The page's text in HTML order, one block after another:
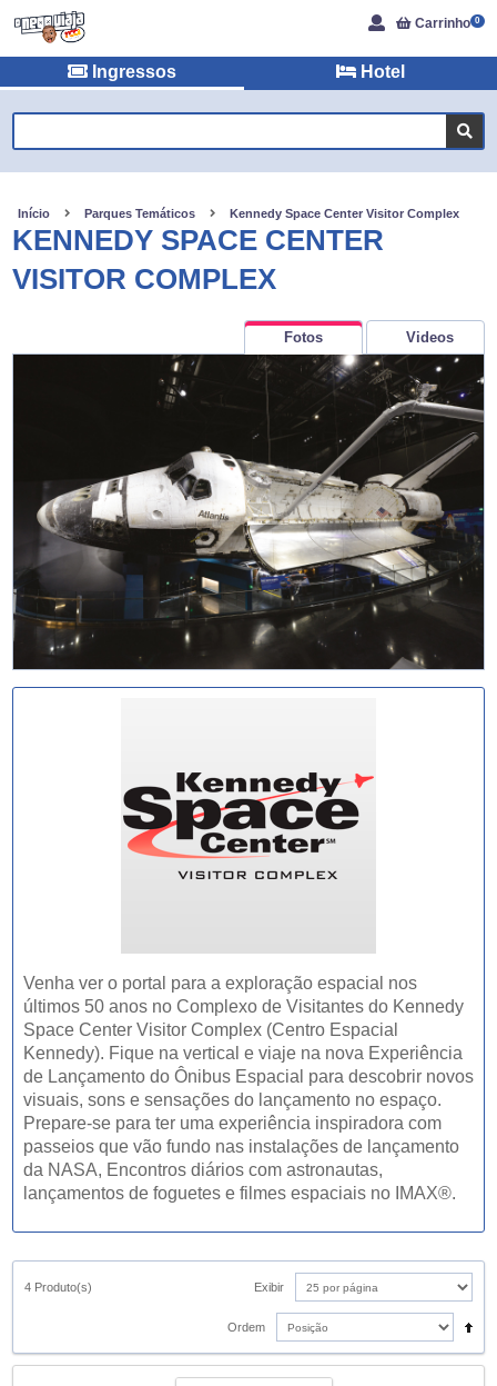
Carrinho 0
Ingressos Hotel
Início Parques Temáticos Kennedy Space Center Visitor Complex
KENNEDY SPACE CENTER
VISITOR COMPLEX
Fotos Videos
Venha ver o portal para a exploração espacial nos
últimos 50 anos no Complexo de Visitantes do Kennedy
Space Center Visitor Complex (Centro Espacial
Kennedy). Fique na vertical e viaje na nova Experiência
de Lançamento do Ônibus Espacial para descobrir novos
visuais, sons e sensações do lançamento no espaço.
Prepare-se para ter uma experiência inspiradora com
passeios que vão fundo nas instalações de lançamento
da NASA, Encontros diários com astronautas,
lançamentos de foguetes e filmes espaciais no IMAX®.
4 Produto(s) Exibir
Ordem